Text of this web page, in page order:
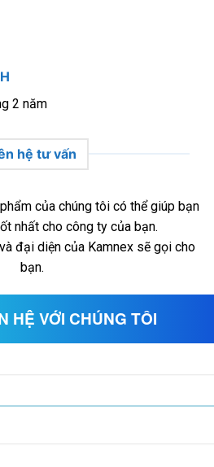
2 năm
hệ tư vấn
của chúng tôi có thể giúp bạn
nhất cho công ty của bạn.
đại diện của Kamnex sẽ gọi cho
bạn.
HỆ VỚI CHÚNG TÔI